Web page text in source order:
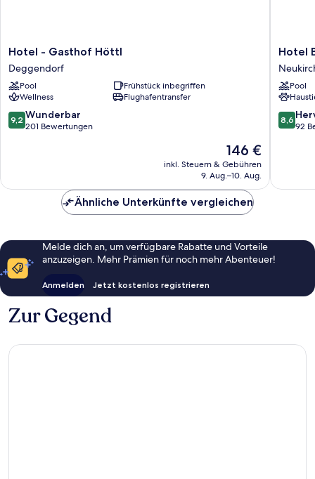
Hotel
-
Gasthof
Höttl
Deggendorf
Hotel - Gasthof Höttl
Deggendorf
Pool
Frühstück inbegriffen
Wellness
Flughafentransfer
9.2
von
9,2 Wunderbar
201 Bewertungen
Der
Preis
beträgt
146 €
inkl. Steuern & Gebühren
9. Aug.–10. Aug.
Hotel
Wald
Hotel
Pool
8.6
von
8,6
92
Ähnliche Unterkünfte vergleichen
Melde dich an, um verfügbare Rabatte und Vorteile
anzuzeigen. Mehr Prämien für noch mehr Abenteuer!
Anmelden Jetzt kostenlos registrieren
Zur Gegend